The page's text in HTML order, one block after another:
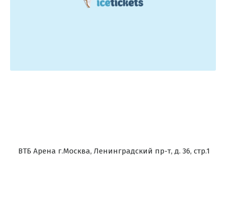
ВТБ Арена г.Москва, Ленинградский пр-т, д. 36, стр.1